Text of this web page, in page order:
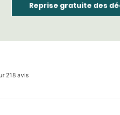
Reprise gratuite des
218 avis